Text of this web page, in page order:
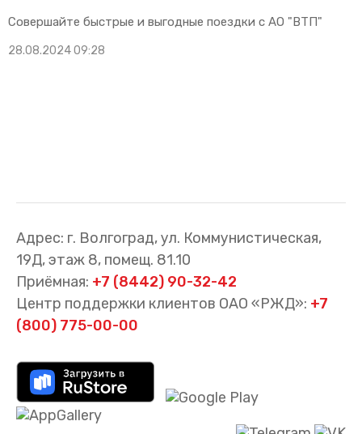
Правила проезда
Для маломобильных
Совершайте быстрые и выгодные поездки с АО "ВТП"
28.08.2024 09:28
Адрес: г. Волгоград, ул. Коммунистическая,
19Д, этаж 8, помещ. 81.10
Приёмная: +7 (8442) 90-32-42
Центр поддержки клиентов ОАО «РЖД»: +7
(800) 775-00-00